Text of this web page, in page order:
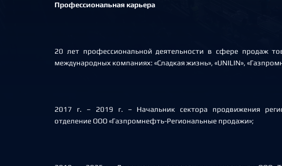
Профессиональная карьера
20 лет профессиональной деятельности в сфере продаж
международных компаниях: «Сладкая жизнь», «UNILIN»,
2017 г. – 2019 г. – Начальник сектора продвижения
отделение ООО «Газпромнефть-Региональные продажи»;